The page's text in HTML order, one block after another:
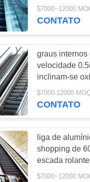
do
shopping 3/4
rolante interna
$7000~12000
CONTATO
graus internos
velocidade
inclinam-se
Anfi da escada
do shopping
$7000-12000
CONTATO
liga de
shopping de
escada
passageiro de
$7000~12000